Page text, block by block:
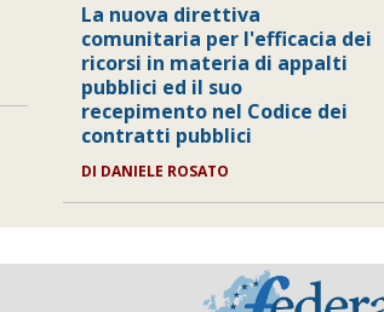
La nuova direttiva
comunitaria per l'efficacia dei
ricorsi in materia di appalti
pubblici ed il suo
recepimento nel Codice dei
contratti pubblici
DI DANIELE ROSATO